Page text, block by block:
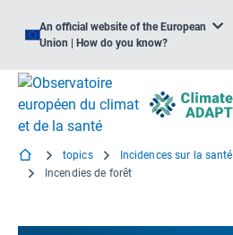
An official website of the European
Union | How do you know?
topics Incidences sur la santé
Incendies de forêt